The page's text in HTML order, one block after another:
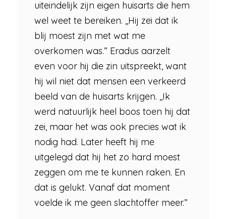
uiteindelijk zijn eigen huisarts die hem
wel weet te bereiken. ,,Hij zei dat ik
blij moest zijn met wat me
overkomen was.” Eradus aarzelt
even voor hij die zin uitspreekt, want
hij wil niet dat mensen een verkeerd
beeld van de huisarts krijgen. ,,Ik
werd natuurlijk heel boos toen hij dat
zei, maar het was ook precies wat ik
nodig had. Later heeft hij me
uitgelegd dat hij het zo hard moest
zeggen om me te kunnen raken. En
dat is gelukt. Vanaf dat moment
voelde ik me geen slachtoffer meer.”